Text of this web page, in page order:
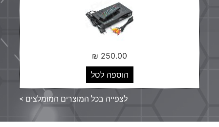
250.00
₪
הוספה לסל
לצפייה בכל המוצרים המומלצים >